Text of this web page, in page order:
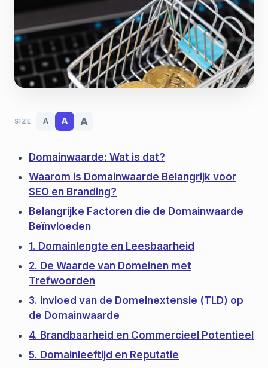
SIZE A A A
Domainwaarde: Wat is dat?
Waarom is Domainwaarde Belangrijk voor
SEO en Branding?
Belangrijke Factoren die de Domainwaarde
Beïnvloeden
1. Domainlengte en Leesbaarheid
2. De Waarde van Domeinen met
Trefwoorden
3. Invloed van de Domeinextensie (TLD) op
de Domainwaarde
4. Brandbaarheid en Commercieel Potentieel
5. Domainleeftijd en Reputatie